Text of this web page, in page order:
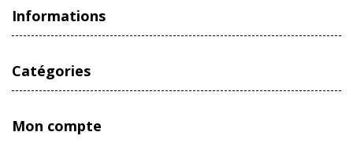
Informations
Catégories
Mon compte